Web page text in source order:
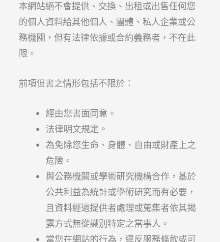
本網站絕不會提供、交換、出租或出售任何您
的個人資料給其他個人、團體、私人企業或公
務機關，但有法律依據或合約義務者，不在此
限。
前項但書之情形包括不限於：
經由您書面同意。
法律明文規定。
為免除您生命、身體、自由或財產上之
危險。
與公務機關或學術研究機構合作，基於
公共利益為統計或學術研究而有必要，
且資料經過提供者處理或蒐集者依其揭
露方式無從識別特定之當事人。
當您在網站的行為，違反服務條款或可